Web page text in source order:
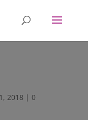
2018 | 0